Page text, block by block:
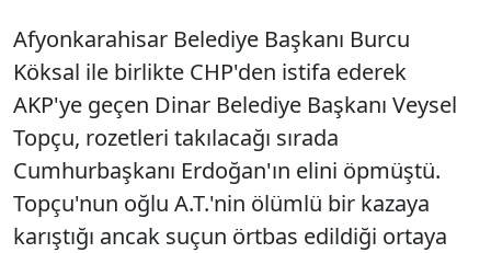
Afyonkarahisar Belediye Başkanı Burcu
Köksal ile birlikte CHP'den istifa ederek
AKP'ye geçen Dinar Belediye Başkanı Veysel
Topçu, rozetleri takılacağı sırada
Cumhurbaşkanı Erdoğan'ın elini öpmüştü.
Topçu'nun oğlu A.T.'nin ölümlü bir kazaya
karıştığı ancak suçun örtbas edildiği ortaya